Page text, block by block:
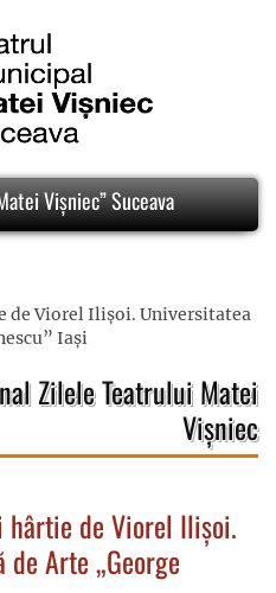
Vișniec” Suceava
de Viorel Ilișoi. Universitatea
Iași
Zilele Teatrului Matei
Vișniec
de Viorel Ilișoi.
Arte „George